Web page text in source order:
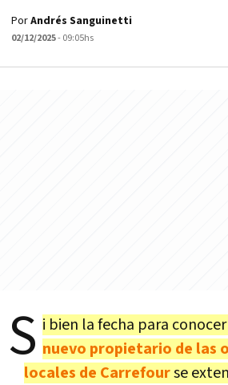
PorAndrés Sanguinetti
02/12/2025- 09:05hs
S i bien la fecha para conocer
nuevo propietario de las
locales de Carrefourse